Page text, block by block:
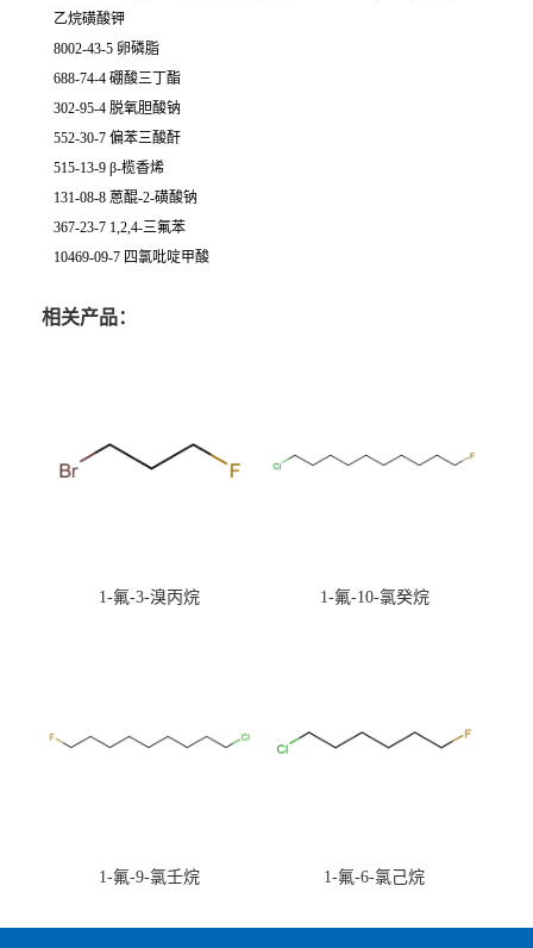
乙烷磺酸钾
8002-43-5 卵磷脂
688-74-4 硼酸三丁酯
302-95-4 脱氧胆酸钠
552-30-7 偏苯三酸酐
515-13-9 β-榄香烯
131-08-8 蒽醌-2-磺酸钠
367-23-7 1,2,4-三氟苯
10469-09-7 四氯吡啶甲酸
相关产品：
1-氟-3-溴丙烷 1-氟-10-氯癸烷
1-氟-9-氯壬烷 1-氟-6-氯己烷